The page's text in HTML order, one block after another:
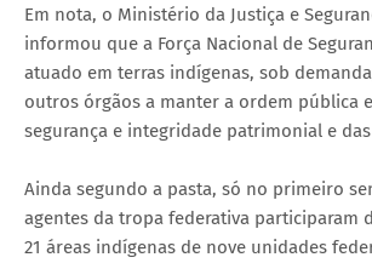
Em nota, o Ministério da Justiça e
informou que a Força Nacional de
atuado em terras indígenas, sob
outros órgãos a manter a ordem pública
segurança e integridade patrimonial e
Ainda segundo a pasta, só no primeiro
agentes da tropa federativa participaram
21 áreas indígenas de nove unidades